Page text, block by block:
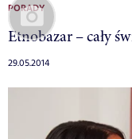
PORADY
Etnobazar – cały
29.05.2014